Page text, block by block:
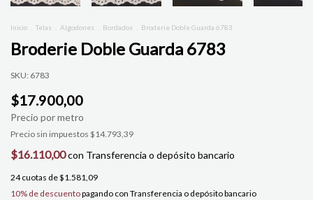
Inicio Telas Algodones Bordados Broderie Doble Guarda 6783
Broderie Doble Guarda 6783
SKU: 6783
$17.900,00
Precio sin impuestos $14.793,39
$16.110,00con Transferencia o depósito bancario
24 cuotas de$1.581,09
10% de descuentopagando con Transferencia o depósito bancario